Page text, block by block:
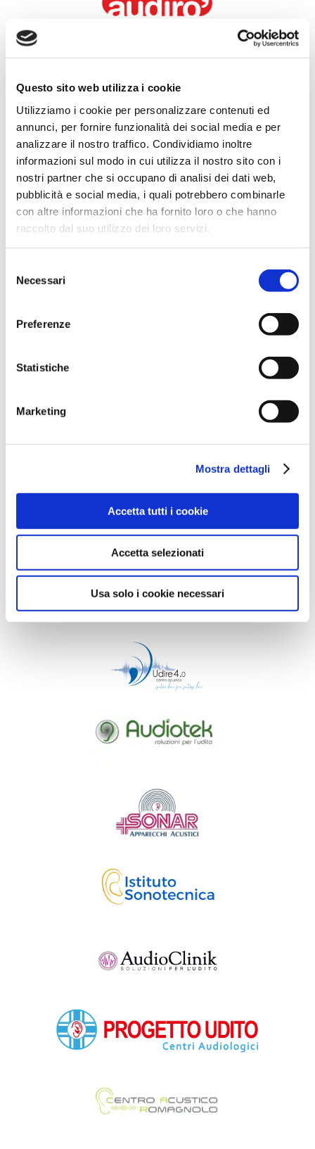
Questo sito web utilizza i cookie
Utilizziamo i cookie per personalizzare contenuti ed
annunci, per fornire funzionalità dei social media e per
analizzare il nostro traffico. Condividiamo inoltre
informazioni sul modo in cui utilizza il nostro sito con i
nostri partner che si occupano di analisi dei dati web,
pubblicità e social media, i quali potrebbero combinarle
con altre informazioni che ha fornito loro o che hanno
raccolto dal suo utilizzo dei loro servizi.
delNecessari
Preferenze
Statistiche
Marketing
Mostra dettagli
Accetta tutti i cookie
Accetta selezionati
Usa solo i cookie necessari